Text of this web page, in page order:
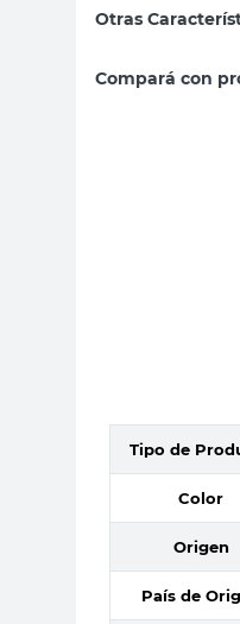
Otras
Compará con
Tipo de
Color
Origen
País de